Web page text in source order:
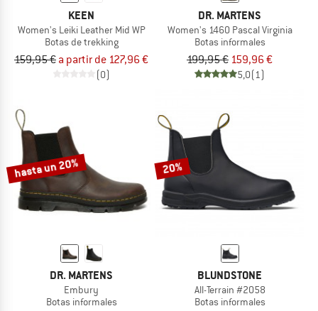
KEEN
Women's Leiki Leather Mid WP
Botas de trekking
159,95 € a partir de 127,96 €
(0)
DR. MARTENS
Women's 1460 Pascal Virginia
Botas informales
199,95 € 159,96 €
5,0(1)
hasta un 20%
DR. MARTENS
Embury
Botas informales
20%
BLUNDSTONE
All-Terrain #2058
Botas informales